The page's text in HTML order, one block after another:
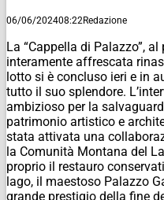
06/06/202408:22Redazione
La “Cappella di Palazzo”,
interamente affrescata
lotto si è concluso ieri e in
tutto il suo splendore.
ambizioso per la
patrimonio artistico e
stata attivata una
la Comunità Montana del
proprio il restauro
lago, il maestoso Palazzo
grande prestigio della fine